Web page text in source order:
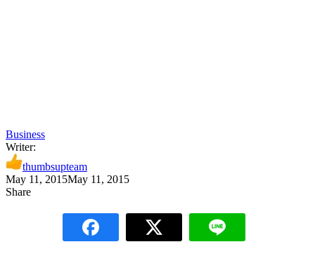
Business
Writer:
thumbsupteam
May 11, 2015May 11, 2015
Share